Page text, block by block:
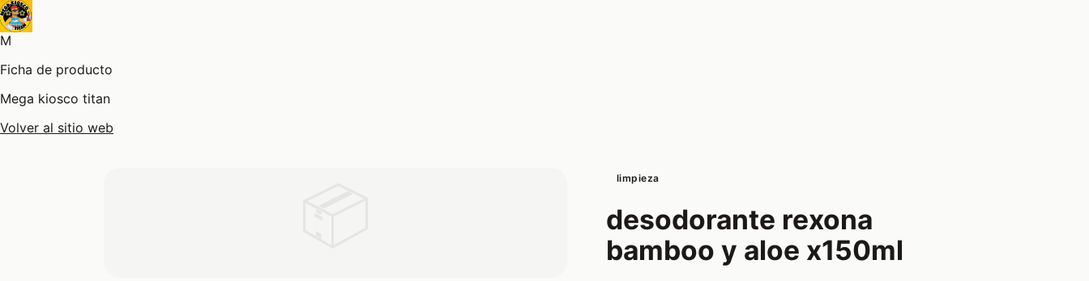
M
Ficha de producto
Mega kiosco titan
Volver al sitio web
limpieza
desodorante rexona
bamboo y aloe x150ml